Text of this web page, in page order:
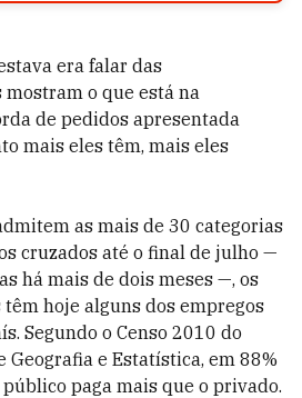
era falar das
mostram o que está na
de pedidos apresentada
mais eles têm, mais eles
as mais de 30 categorias
cruzados até o final de julho —
há mais de dois meses —, os
hoje alguns dos empregos
Segundo o Censo 2010 do
e Estatística, em 88%
paga mais que o privado.